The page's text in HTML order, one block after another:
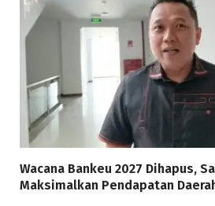
Wacana Bankeu 2027 Dihapus,
Maksimalkan Pendapatan